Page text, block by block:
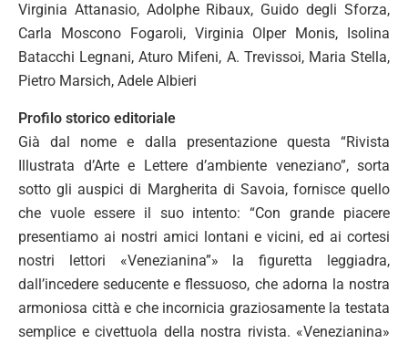
Virginia Attanasio, Adolphe Ribaux, Guido degli Sforza,
Carla Moscono Fogaroli, Virginia Olper Monis, Isolina
Batacchi Legnani, Aturo Mifeni, A. Trevissoi, Maria Stella,
Pietro Marsich, Adele Albieri
Profilo storico editoriale
Già dal nome e dalla presentazione questa “Rivista
Illustrata d’Arte e Lettere d’ambiente veneziano”, sorta
sotto gli auspici di Margherita di Savoia, fornisce quello
che vuole essere il suo intento: “Con grande piacere
presentiamo ai nostri amici lontani e vicini, ed ai cortesi
nostri lettori «Venezianina”» la figuretta leggiadra,
dall’incedere seducente e flessuoso, che adorna la nostra
armoniosa città e che incornicia graziosamente la testata
semplice e civettuola della nostra rivista. «Venezianina»